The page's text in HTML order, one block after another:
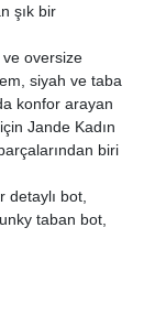
şık bir
oversize
siyah ve taba
konfor arayan
Jande Kadın
biri
bot,
taban bot,